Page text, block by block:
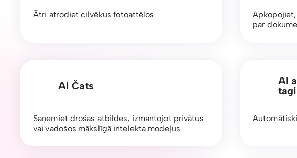
par
AI Čats
Saņemiet drošas atbildes, izmantojot privātus
vai vadošos mākslīgā intelekta modeļus
AI
tagi
Ātri atrodiet cilvēkus fotoattēlos